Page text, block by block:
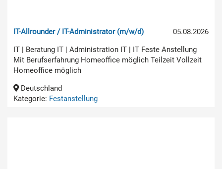
05.08.2026
IT-Allrounder / IT-Administrator (m/w/d)
IT | Beratung IT | Administration IT | IT Feste Anstellung
Mit Berufserfahrung Homeoffice möglich Teilzeit Vollzeit
Homeoffice möglich
Deutschland
Kategorie: Festanstellung